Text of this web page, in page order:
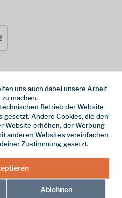
Warenkorb
116
uns auch dabei unsere Arbeit
machen.
Betrieb der Website
Andere Cookies, die den
Website erhöhen, der Werbung
anderen Websites vereinfachen
Zustimmung gesetzt.
Ablehnen